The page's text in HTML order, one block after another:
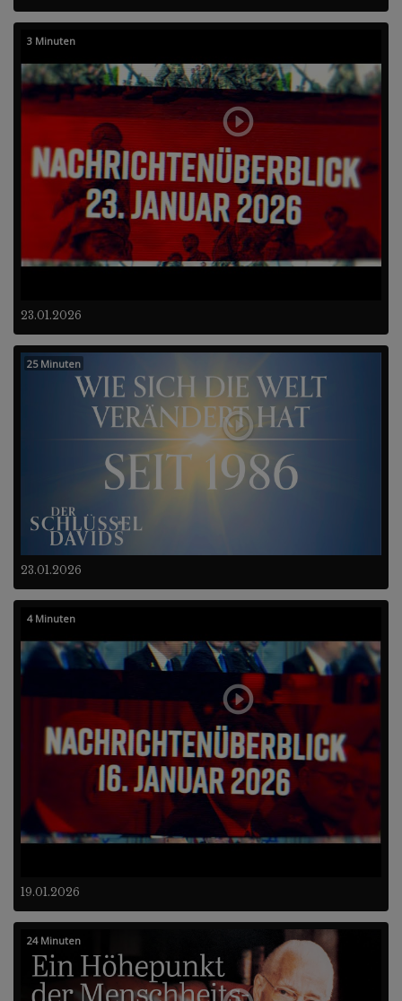
23.01.2026
3 Minuten
23.01.2026
25 Minuten
19.01.2026
4 Minuten
24 Minuten